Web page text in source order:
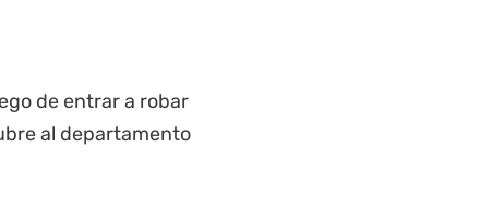
de entrar a robar
al departamento